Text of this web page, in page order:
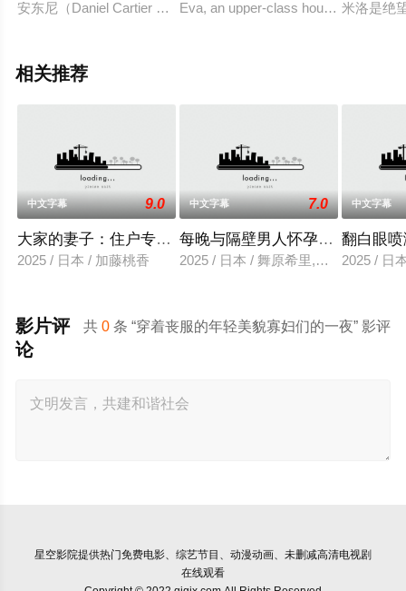
安东尼（Daniel Cartier 饰）本是黑道中的一份子，因为和同僚
Eva, an upper-class housewife,米洛是绝
相关推荐
中文字幕 9.0
大家的妻子：住户专用洞口
2025 / 日本 / 加藤桃香
中文字幕 7.0
每晚与隔壁男人怀孕性爱
2025 / 日本 / 舞原希里,佐川金二
中文字幕
翻白眼
2025 / 日
共0 条 “穿着丧服的年轻美貌寡妇们的一夜” 影评
影片评
论
星空影院提供热门免费电影、综艺节目、动漫动画、未删减高清电视剧
在线观看